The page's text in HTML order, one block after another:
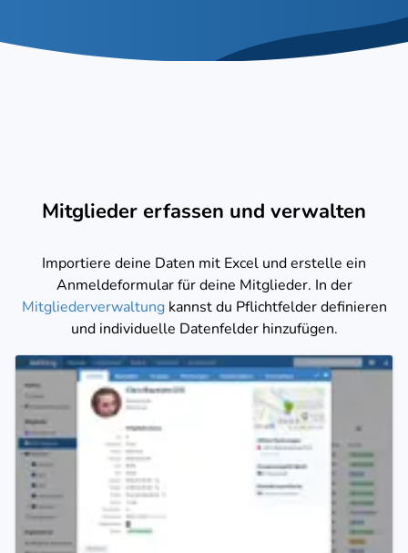
Mitglieder erfassen und verwalten
Importiere deine Daten mit Excel und erstelle ein
Anmeldeformular für deine Mitglieder. In der
Mitgliederverwaltungkannst du Pflichtfelder definieren
und individuelle Datenfelder hinzufügen.